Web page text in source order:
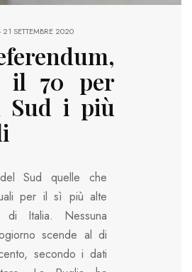
-21 SETTEMBRE 2020
il 70 per
Sud i più
Sud quelle che
per il sì più alte
Italia. Nessuna
scende al di
secondo i dati